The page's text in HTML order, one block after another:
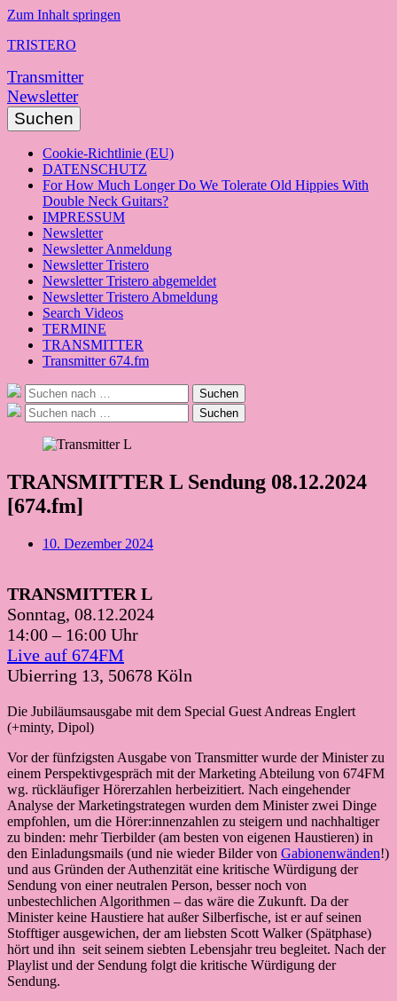
Zum Inhalt springen
TRISTERO
Transmitter
Newsletter
Suchen
Cookie-Richtlinie (EU)
DATENSCHUTZ
For How Much Longer Do We Tolerate Old Hippies With
Double Neck Guitars?
IMPRESSUM
Newsletter
Newsletter Anmeldung
Newsletter Tristero
Newsletter Tristero abgemeldet
Newsletter Tristero Abmeldung
Search Videos
TERMINE
TRANSMITTER
Transmitter 674.fm
Suche
nach:
Suchen
Suche
nach:
Suchen
TRANSMITTER L Sendung 08.12.2024
[674.fm]
Beitragsdatum
10. Dezember 2024
TRANSMITTER L
Sonntag, 08.12.2024
14:00 – 16:00 Uhr
Live auf 674FM
Ubierring 13, 50678 Köln
Die Jubiläumsausgabe mit dem Special Guest Andreas Englert
(+minty, Dipol)
Vor der fünfzigsten Ausgabe von Transmitter wurde der Minister zu
einem Perspektivgespräch mit der Marketing Abteilung von 674FM
wg. rückläufiger Hörerzahlen herbeizitiert. Nach eingehender
Analyse der Marketingstrategen wurden dem Minister zwei Dinge
empfohlen, um die Hörer:innenzahlen zu steigern und nachhaltiger
zu binden: mehr Tierbilder (am besten von eigenen Haustieren) in
den Einladungsmails (und nie wieder Bilder von Gabionenwänden!)
und aus Gründen der Authenzität eine kritische Würdigung der
Sendung von einer neutralen Person, besser noch von
unbestechlichen Algorithmen – das wäre die Zukunft. Da der
Minister keine Haustiere hat außer Silberfische, ist er auf seinen
Stofftiger ausgewichen, der am liebsten Scott Walker (Spätphase)
hört und ihn seit seinem siebten Lebensjahr treu begleitet. Nach der
Playlist und der Sendung folgt die kritische Würdigung der
Sendung.